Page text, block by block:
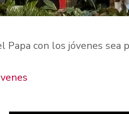
Papa con los jóvenes